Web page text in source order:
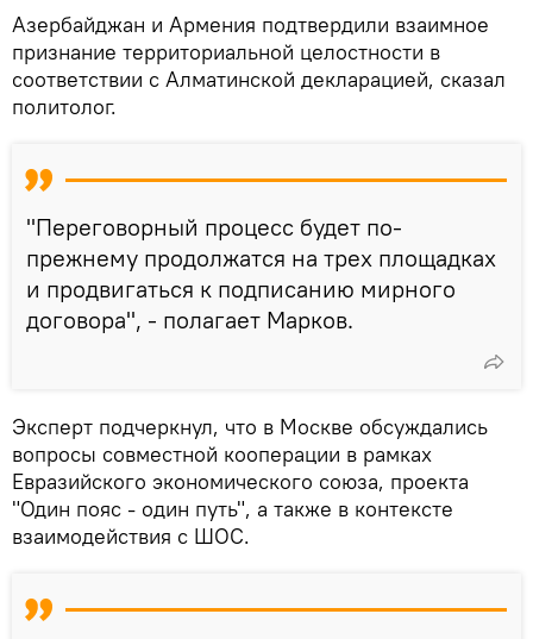
Азербайджан и Армения подтвердили взаимное
признание территориальной целостности в
соответствии с Алматинской декларацией, сказал
политолог.
"Переговорный процесс будет по-
прежнему продолжатся на трех площадках
и продвигаться к подписанию мирного
договора", - полагает Марков.
Эксперт подчеркнул, что в Москве обсуждались
вопросы совместной кооперации в рамках
Евразийского экономического союза, проекта
"Один пояс - один путь", а также в контексте
взаимодействия с ШОС.